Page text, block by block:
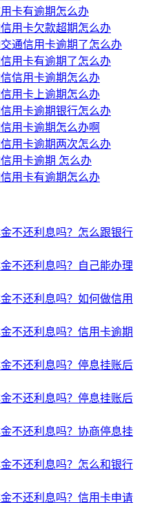
卡有逾期怎么办
用卡欠款超期怎么办
通信用卡逾期了怎么办
用卡有逾期了怎么办
信用卡逾期怎么办
用卡上逾期怎么办
用卡逾期银行怎么办
用卡逾期怎么办啊
用卡逾期两次怎么办
用卡逾期 怎么办
用卡有逾期怎么办
不还利息吗？怎么跟银行
不还利息吗？自己能办理
不还利息吗？如何做信用
不还利息吗？信用卡逾期
不还利息吗？停息挂账后
不还利息吗？停息挂账后
不还利息吗？协商停息挂
不还利息吗？怎么和银行
不还利息吗？信用卡申请